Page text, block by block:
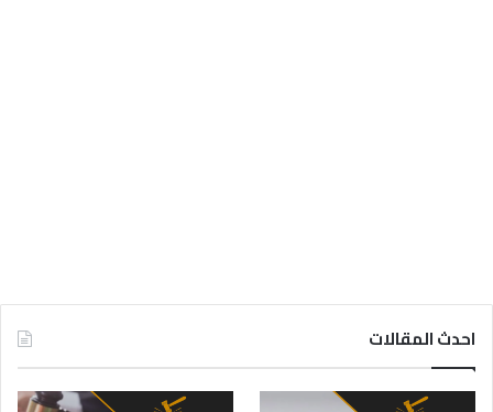
احدث المقالات